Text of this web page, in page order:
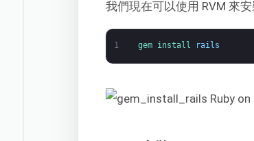
我們現在可以使用 RVM 來
1 gem install rails